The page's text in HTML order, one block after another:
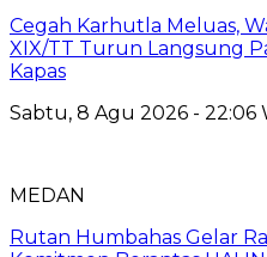
Cegah Karhutla Meluas,
XIX/TT Turun Langsung
Kapas
Sabtu, 8 Agu 2026 - 22:06
MEDAN
Rutan Humbahas Gelar